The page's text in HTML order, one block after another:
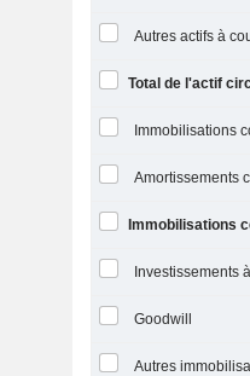
Autres actifs à
Total de l'actif
Immobilisations
Amortissements
Immobilisations
Investissements
Goodwill